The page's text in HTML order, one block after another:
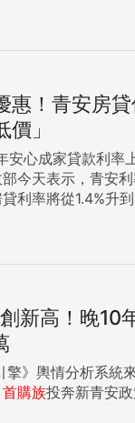
惠！青安房貸
」
安心成家貸款利率
今天表示，青安
將從1.4%升到1.525%
儲利率，牽動公股
幣500萬元機動利
息後，基準利率
鑑於青安貸款
適用對象限以僅有
資金負擔，青安
半碼，即由1.095%
新高！晚10
》輿情分析系統來
首購族投奔新青安政